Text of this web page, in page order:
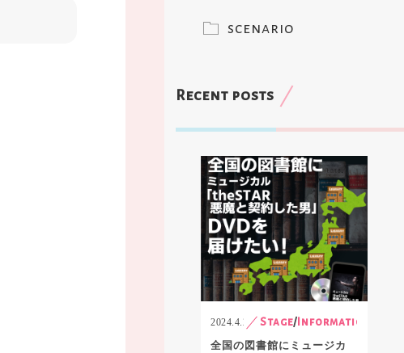
scenario
Recent posts
2024.4.2 Stage/Information
全国の図書館にミュージカ